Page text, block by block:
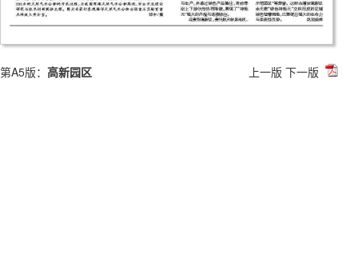
第A5版： 高新园区 上一版 下一版